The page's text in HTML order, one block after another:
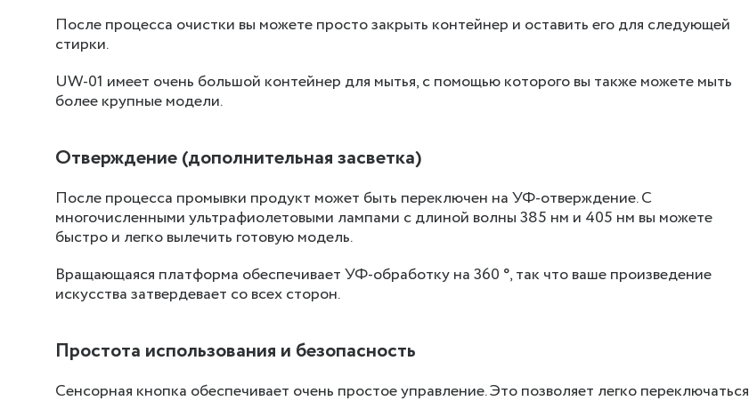
После процесса очистки вы можете просто закрыть контейнер и оставить его для следующей
стирки.
UW-01 имеет очень большой контейнер для мытья, с помощью которого вы также можете мыть
более крупные модели.
Отверждение (дополнительная засветка)
После процесса промывки продукт может быть переключен на УФ-отверждение. С
многочисленными ультрафиолетовыми лампами с длиной волны 385 нм и 405 нм вы можете
быстро и легко вылечить готовую модель.
Вращающаяся платформа обеспечивает УФ-обработку на 360 °, так что ваше произведение
искусства затвердевает со всех сторон.
Простота использования и безопасность
Сенсорная кнопка обеспечивает очень простое управление. Это позволяет легко переключаться